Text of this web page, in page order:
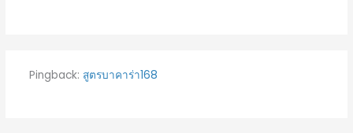
Pingback: สูตรบาคาร่า168